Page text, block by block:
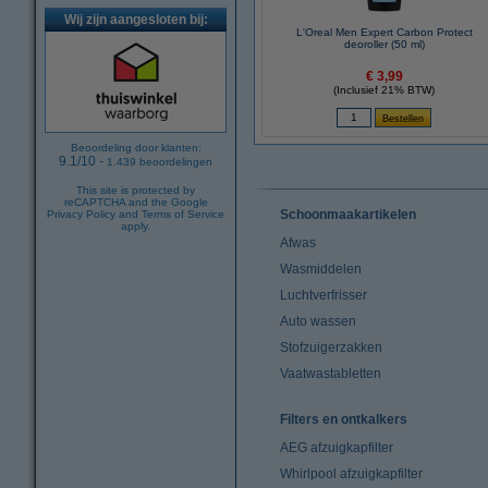
Wij zijn aangesloten bij:
Beoordeling door klanten:
9.1/10 - 1.439 beoordelingen
This site is protected by
reCAPTCHA and the Google
Privacy Policy and Terms of Service
apply.
L'Oreal Men Expert Carbon Protect
deoroller (50 ml)
€ 3,99
(Inclusief 21% BTW)
Schoonmaakartikelen
Afwas
Wasmiddelen
Luchtverfrisser
Auto wassen
Stofzuigerzakken
Vaatwastabletten
Filters en ontkalkers
AEG afzuigkapfilter
Whirlpool afzuigkapfilter